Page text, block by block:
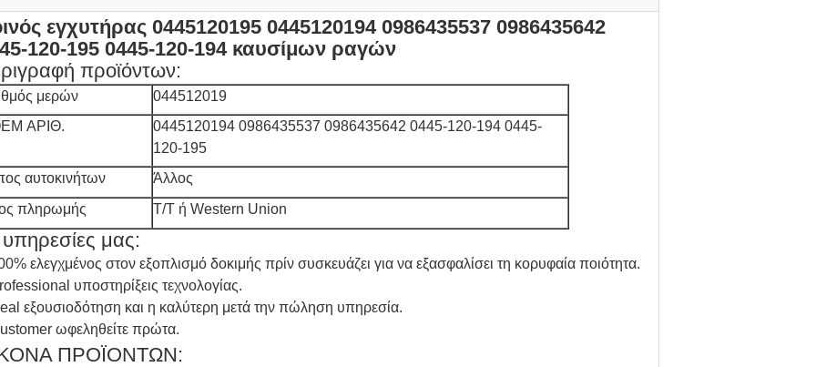
εγχυτήρας 0445120195 0445120194 0986435537 0986435642
120-195 0445-120-194 καυσίμων ραγών
προϊόντων:
μερών
044512019
ΑΡΙΘ.
0445120194 0986435537 0986435642 0445-120-194 0445-
120-195
αυτοκινήτων
Άλλος
πληρωμής
T/T ή Western Union
μας:
ελεγχμένος στον εξοπλισμό δοκιμής πρίν συσκευάζει για να εξασφαλίσει τη κορυφαία ποιότητα.
υποστηρίξεις τεχνολογίας.
εξουσιοδότηση και η καλύτερη μετά την πώληση υπηρεσία.
ωφεληθείτε πρώτα.
ΠΡΟΪΟΝΤΩΝ: